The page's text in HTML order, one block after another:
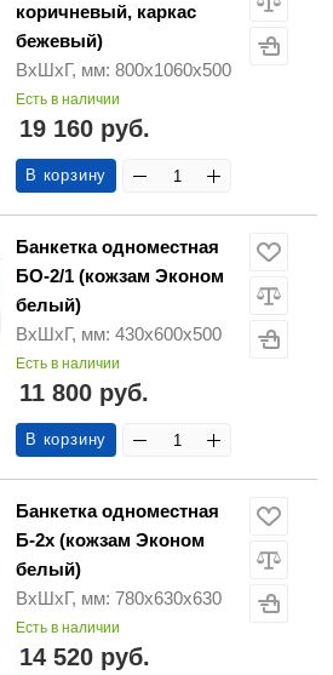
коричневый, каркас
бежевый)
ВхШхГ, мм: 800х1060х500
Есть в наличии
19 160 руб.
В корзину
Банкетка одноместная
БО-2/1 (кожзам Эконом
белый)
ВхШхГ, мм: 430х600х500
Есть в наличии
11 800 руб.
В корзину
Банкетка одноместная
Б-2х (кожзам Эконом
белый)
ВхШхГ, мм: 780х630х630
Есть в наличии
14 520 руб.